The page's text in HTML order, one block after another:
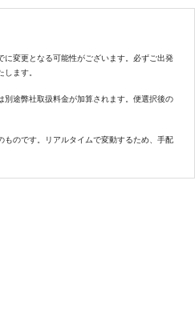
変更となる可能性がございます。必ずご出発
ます。
途弊社取扱料金が加算されます。便選択後の
のです。リアルタイムで変動するため、手配